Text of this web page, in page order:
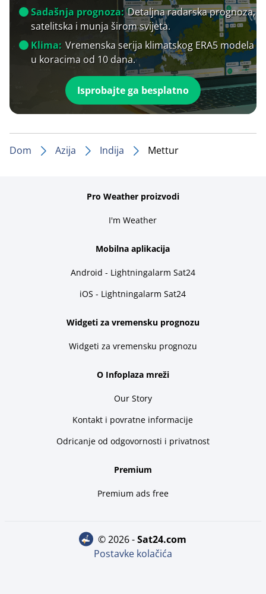
Sadašnja prognoza: Detaljna radarska prognoza,
satelitska i munja širom svijeta.
Klima: Vremenska serija klimatskog ERA5 modela
u koracima od 10 dana.
Isprobajte ga besplatno
Dom Azija Indija Mettur
Pro Weather proizvodi
I'm Weather
Mobilna aplikacija
Android - Lightningalarm Sat24
iOS - Lightningalarm Sat24
Widgeti za vremensku prognozu
Widgeti za vremensku prognozu
O Infoplaza mreži
Our Story
Kontakt i povratne informacije
Odricanje od odgovornosti i privatnost
Premium
Premium ads free
© 2026 - sat24.com
Postavke kolačića